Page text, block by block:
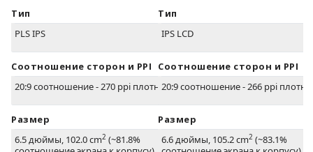
Тип
PLS IPS
Соотношение сторон и PPI
20:9 соотношение - 270 ppi плотность
Размер
6.5 дюймы, 102.0 cm2 (~81.8%
Тип
IPS LCD
Соотношение сторон и PPI
20:9 соотношение - 266 ppi
Размер
6.6 дюймы, 105.2 cm2 (~83.1%